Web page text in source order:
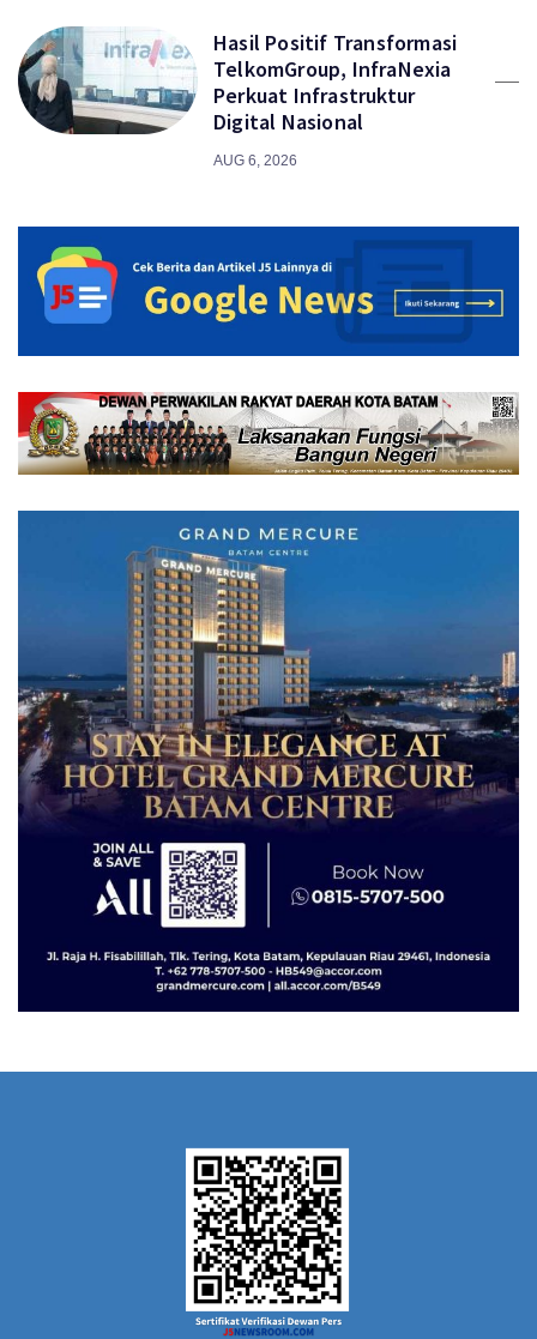
Hasil Positif Transformasi
TelkomGroup, InfraNexia
Perkuat Infrastruktur
Digital Nasional
AUG 6, 2026